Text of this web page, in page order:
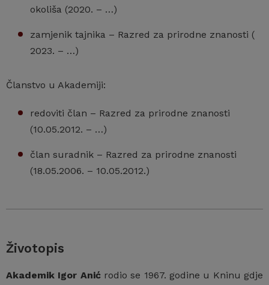
okoliša (2020. – …)
zamjenik tajnika – Razred za prirodne znanosti (
2023. – …)
Članstvo u Akademiji:
redoviti član – Razred za prirodne znanosti
(10.05.2012. – …)
član suradnik – Razred za prirodne znanosti
(18.05.2006. – 10.05.2012.)
Životopis
Akademik Igor Anićrodio se 1967. godine u Kninu gdje